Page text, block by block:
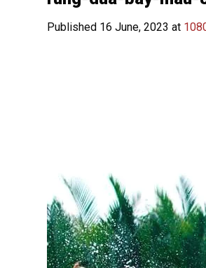
Published 16 June, 2023 at